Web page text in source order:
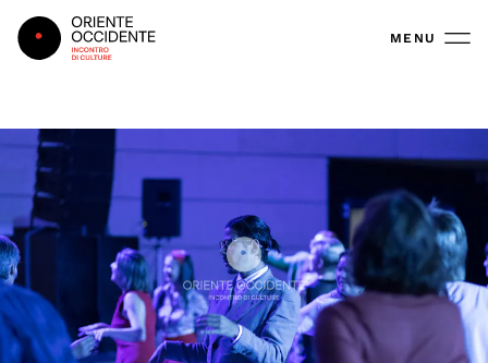
Oriente Occidente MENU